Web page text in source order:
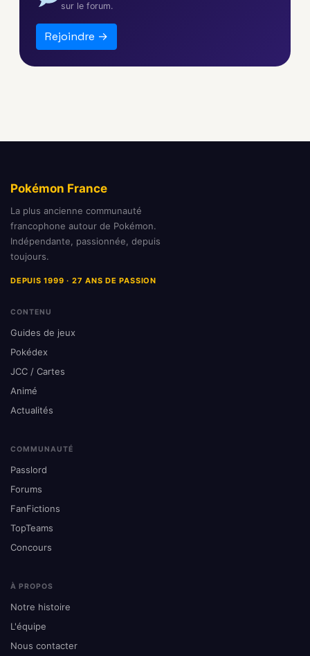
sur le forum.
Rejoindre →
Pokémon France
La plus ancienne communauté
francophone autour de Pokémon.
Indépendante, passionnée, depuis
toujours.
DEPUIS 1999 · 27 ANS DE PASSION
CONTENU
Guides de jeux
Pokédex
JCC / Cartes
Animé
Actualités
COMMUNAUTÉ
Passlord
Forums
FanFictions
TopTeams
Concours
À PROPOS
Notre histoire
L'équipe
Nous contacter